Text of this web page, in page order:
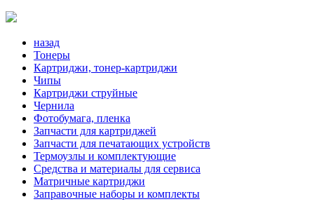
назад
Тонеры
Картриджи, тонер-картриджи
Чипы
Картриджи струйные
Чернила
Фотобумага, пленка
Запчасти для картриджей
Запчасти для печатающих устройств
Термоузлы и комплектующие
Средства и материалы для сервиса
Матричные картриджи
Заправочные наборы и комплекты